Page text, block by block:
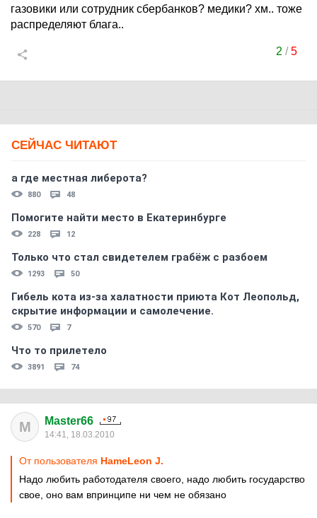
газовики или сотрудник сбербанков? медики? хм.. тоже
распределяют блага..
2 /5
СЕЙЧАС ЧИТАЮТ
а где местная либерота?
880 48
Помогите найти место в Екатеринбурге
228 12
Только что стал свидетелем грабёж с разбоем
1293 50
Гибель кота из-за халатности приюта Кот Леопольд,
скрытиe информации и самолечение.
570 7
Что то прилетело
3891 74
M Master66
14:41, 18.03.2010
От пользователя HameLeon J.
Надо любить работодателя своего, надо любить государство
свое, оно вам впринципе ни чем не обязано